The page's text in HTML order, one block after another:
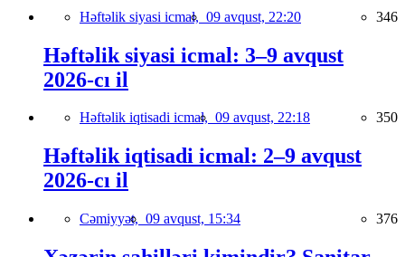
Həftəlik siyasi icmal, 09 avqust, 22:20 346
Həftəlik siyasi icmal: 3–9 avqust
2026-cı il
Həftəlik iqtisadi icmal, 09 avqust, 22:18 350
Həftəlik iqtisadi icmal: 2–9 avqust
2026-cı il
Cəmiyyət, 09 avqust, 15:34 376